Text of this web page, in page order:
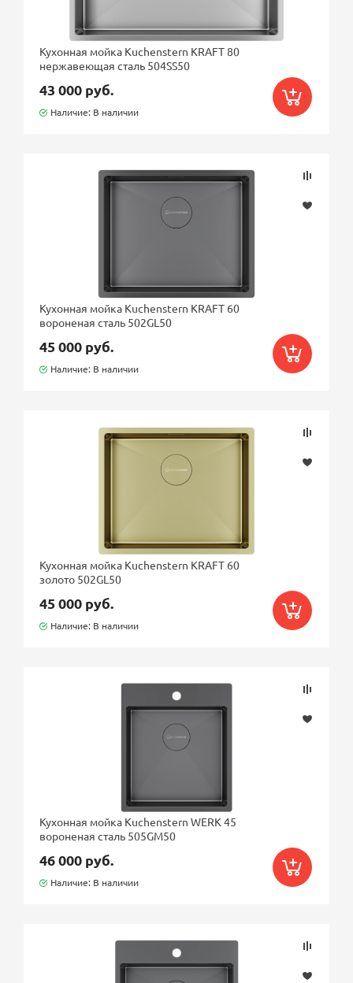
Кухонная мойка Kuchenstern KRAFT 80
нержавеющая сталь 504SS50
43 000 руб.
Наличие: В наличии
Кухонная мойка Kuchenstern KRAFT 60
вороненая сталь 502GL50
45 000 руб.
Наличие: В наличии
Кухонная мойка Kuchenstern KRAFT 60
золото 502GL50
45 000 руб.
Наличие: В наличии
Кухонная мойка Kuchenstern WERK 45
вороненая сталь 505GM50
46 000 руб.
Наличие: В наличии